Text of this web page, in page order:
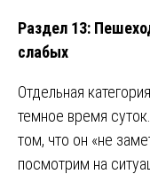
Раздел 13:
слабых
Отдельная
темное время
том, что он «не
посмотрим на